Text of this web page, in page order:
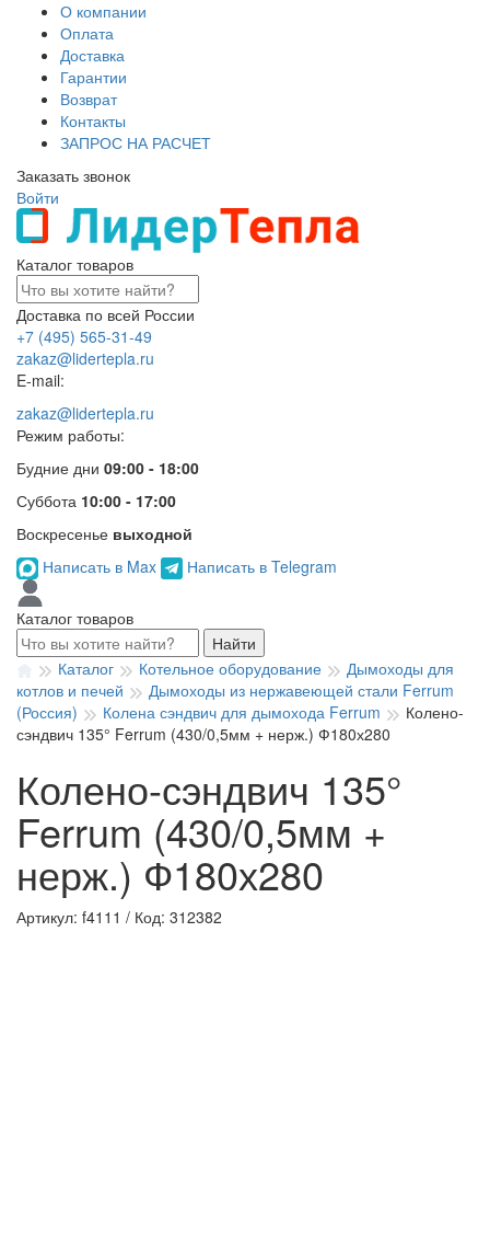
О компании
Оплата
Доставка
Гарантии
Возврат
Контакты
ЗАПРОС НА РАСЧЕТ
Заказать звонок
Войти
Каталог товаров
Доставка по всей России
+7 (495) 565-31-49
zakaz@lidertepla.ru
E-mail:
zakaz@lidertepla.ru
Режим работы:
Будние дни 09:00 - 18:00
Суббота 10:00 - 17:00
Воскресенье выходной
Написать в Max
Написать в Telegram
Каталог товаров
Найти
Каталог
Котельное оборудование
Дымоходы для
котлов и печей
Дымоходы из нержавеющей стали Ferrum
(Россия)
Колена сэндвич для дымохода Ferrum
Колено-
сэндвич 135° Ferrum (430/0,5мм + нерж.) Ф180х280
Колено-сэндвич 135°
Ferrum (430/0,5мм +
нерж.) Ф180х280
Артикул: f4111 / Код: 312382